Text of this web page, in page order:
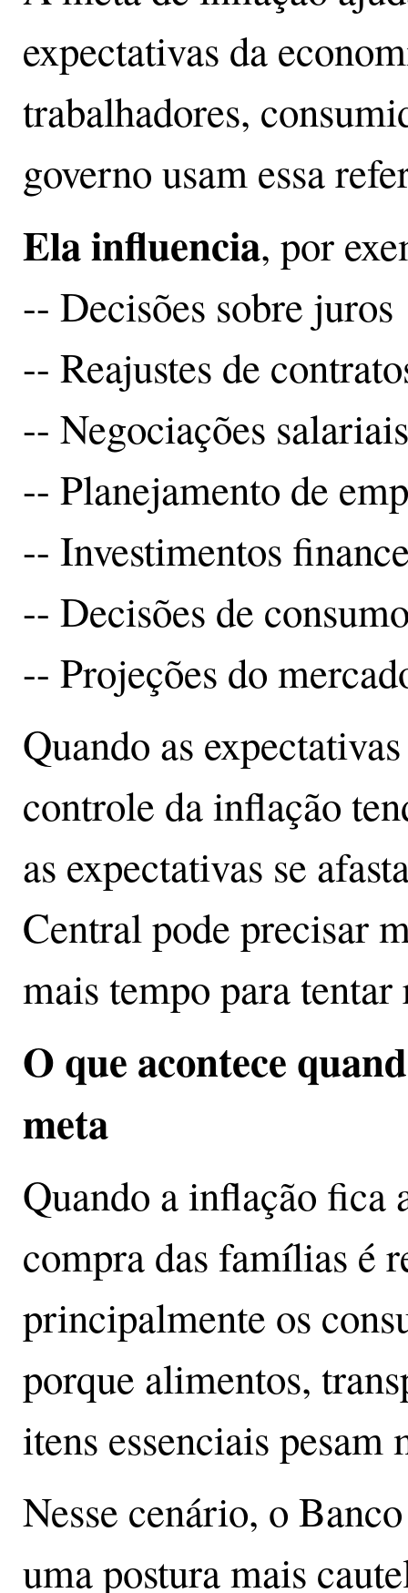
expectativas da
trabalhadores,
governo usam essa
Ela influencia, por
-- Decisões sobre juros
-- Reajustes de
-- Negociações salariais
-- Planejamento de
-- Investimentos
-- Decisões de
-- Projeções do
Quando as
controle da inflação
as expectativas se
Central pode precisar
mais tempo para
O que acontece
meta
Quando a inflação fica
compra das famílias é
principalmente os
porque alimentos,
itens essenciais pesam
Nesse cenário, o
uma postura mais